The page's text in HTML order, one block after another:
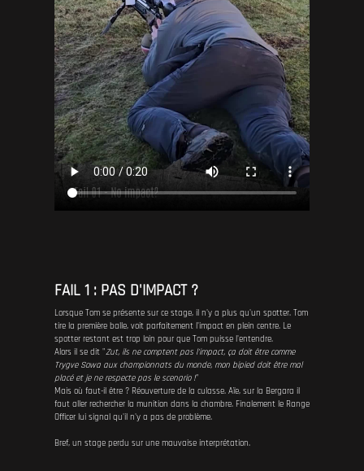
FAIL 1 : PAS D'IMPACT ?
Lorsque Tom se présente sur ce stage, il n'y a plus qu'un spotter. Tom
tire la première balle, voit parfaitement l'impact en plein centre. Le
spotter restant est trop loin pour que Tom puisse l'entendre.
Alors il se dit "Zut, ils ne comptent pas l'impact, ça doit être comme
Trygve Sowa aux championnats du monde, mon bipied doit être mal
placé et je ne respecte pas le scenario !"
Mais où faut-il être ? Réouverture de la culasse. Aïe, sur la Bergara il
faut aller rechercher la munition dans la chambre. Finalement le Range
Officer lui signal qu'il n'y a pas de problème.
Bref, un stage perdu sur une mauvaise interprétation.